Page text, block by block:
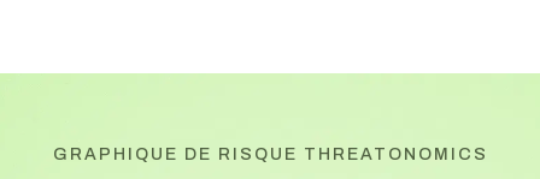
GRAPHIQUE DE RISQUE THREATONOMICS